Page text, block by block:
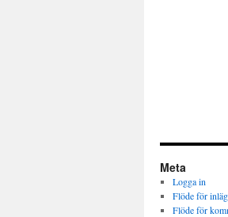
Meta
Logga in
Flöde för
Flöde för